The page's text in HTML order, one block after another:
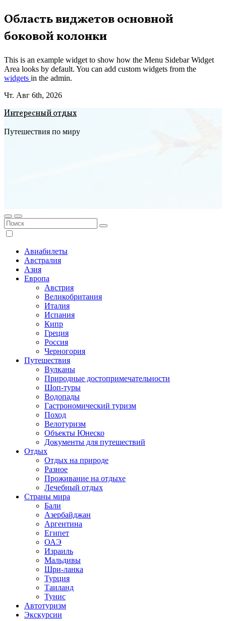
Перейти
к
содержимому
Область виджетов основной
боковой колонки
This is an example widget to show how the Menu Sidebar Widget
Area looks by default. You can add custom widgets from the
widgets in the admin.
Чт. Авг 6th, 2026
Интересный отдых
Путешествия по миру
Авиабилеты
Австралия
Азия
Европа
Австрия
Великобритания
Италия
Испания
Кипр
Греция
Россия
Черногория
Путешествия
Вулканы
Природные достопримечательности
Шоп-туры
Водопады
Гастрономический туризм
Поход
Велотуризм
Объекты Юнеско
Документы для путешествий
Отдых
Отдых на природе
Разное
Проживание на отдыхе
Лечебный отдых
Страны мира
Бали
Азербайджан
Аргентина
Египет
ОАЭ
Израиль
Мальдивы
Шри-ланка
Турция
Таиланд
Тунис
Автотуризм
Экскурсии